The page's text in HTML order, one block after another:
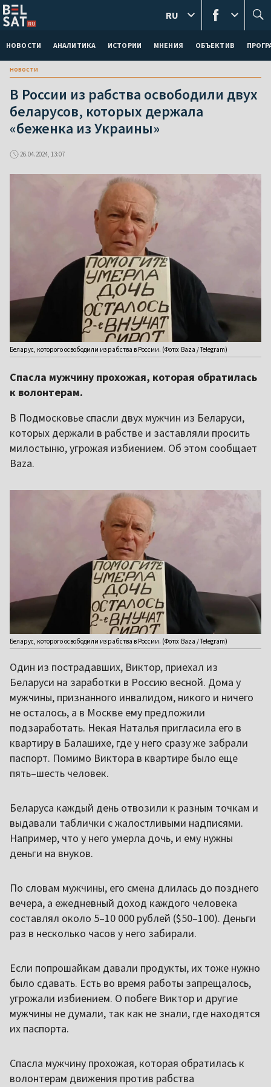
НОВОСТИ АНАЛИТИКА ИСТОРИИ МНЕНИЯ ОБЪЕКТИВ
RU
новости
В России из рабства освободили двух
беларусов, которых держала
«беженка из Украины»
26.04.2024, 13:07
Беларус, которого освободили из рабства в России. (Фото: Baza / Telegram)
Спасла мужчину прохожая, которая обратилась
к волонтерам.
В Подмосковье спасли двух мужчин из Беларуси,
которых держали в рабстве и заставляли просить
милостыню, угрожая избиением. Об этом сообщает
Baza.
Беларус, которого освободили из рабства в России. (Фото: Baza / Telegram)
Один из пострадавших, Виктор, приехал из
Беларуси на заработки в Россию весной. Дома у
мужчины, признанного инвалидом, никого и ничего
не осталось, а в Москве ему предложили
подзаработать. Некая Наталья пригласила его в
квартиру в Балашихе, где у него сразу же забрали
паспорт. Помимо Виктора в квартире было еще
пять–шесть человек.
Беларуса каждый день отвозили к разным точкам и
выдавали таблички с жалостливыми надписями.
Например, что у него умерла дочь, и ему нужны
деньги на внуков.
По словам мужчины, его смена длилась до позднего
вечера, а ежедневный доход каждого человека
составлял около 5–10 000 рублей ($50–100). Деньги
раз в несколько часов у него забирали.
Если попрошайкам давали продукты, их тоже нужно
было сдавать. Есть во время работы запрещалось,
угрожали избиением. О побеге Виктор и другие
мужчины не думали, так как не знали, где находятся
их паспорта.
Спасла мужчину прохожая, которая обратилась к
волонтерам движения против рабства